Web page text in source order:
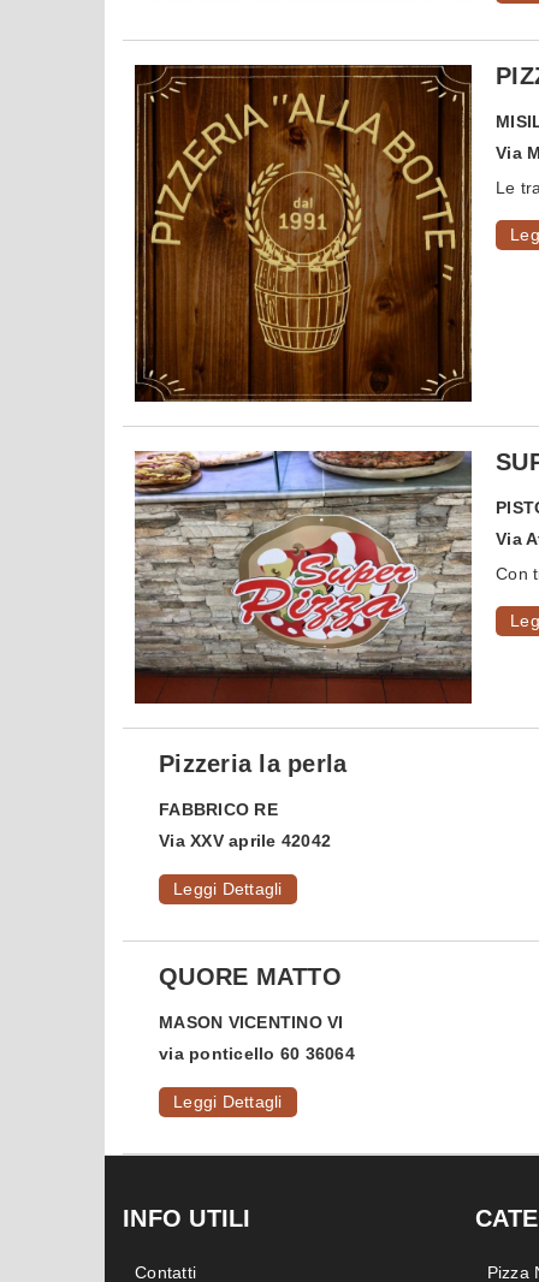
Via
Le
Via
Con
Pizzeria la perla
FABBRICO RE
Via XXV aprile 42042
Leggi Dettagli
QUORE MATTO
MASON VICENTINO VI
via ponticello 60 36064
Leggi Dettagli
INFO UTILI
Contatti Pizza